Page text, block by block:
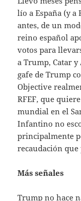
lío a España (y a
antes, de un
reino español
votos para
a Trump, Catar
gafe de Trump
Objective
RFEF, que
mundial en el
Infantino no
principalmente
recaudación que
Más señales
Trump no hace